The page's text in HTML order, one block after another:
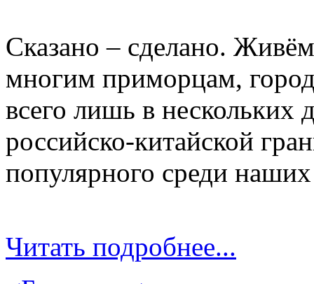
Сказано – сделано.
многим приморцам,
всего лишь в нескольких
российско-китайской
популярного среди
Читать подробнее...